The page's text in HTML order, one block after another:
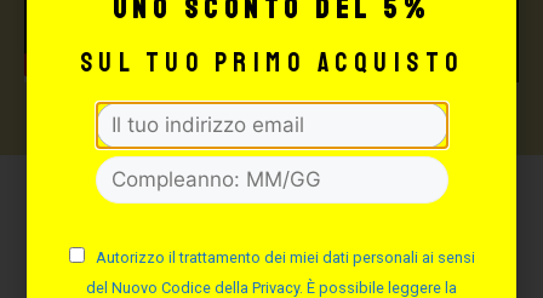
anche:
uno sconto del 5%
sul tuo primo acquisto
Autorizzo il trattamento dei miei dati personali ai sensi
del Nuovo Codice della Privacy. È possibile leggere la